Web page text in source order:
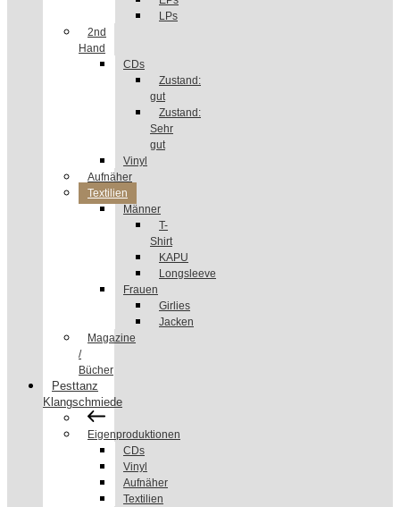
LPs
2nd
Hand
CDs
Zustand:
gut
Zustand:
Sehr
gut
Vinyl
Aufnäher
Textilien
Männer
T-
Shirt
KAPU
Longsleeve
Frauen
Girlies
Jacken
Magazine
/
Bücher
Pesttanz
Klangschmiede
Eigenproduktionen
CDs
Vinyl
Aufnäher
Textilien